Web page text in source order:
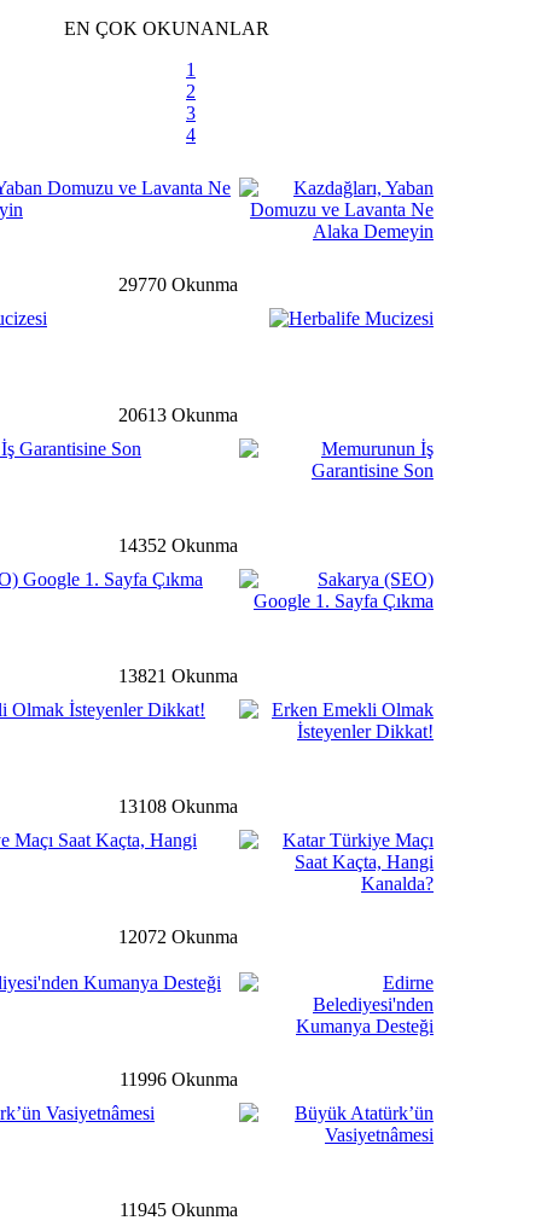
Yardımına Dönüşüyor
detay ›
El-Bab’a mektup
detay ›
detay ›
detay ›
detay ›
EN ÇOK OKUNANLAR
1
2
3
4
Domuzu ve Lavanta Ne
29770 Okunma
20613 Okunma
Garantisine Son
14352 Okunma
Google 1. Sayfa Çıkma
13821 Okunma
Olmak İsteyenler Dikkat!
13108 Okunma
Maçı Saat Kaçta, Hangi
12072 Okunma
Kumanya Desteği
11996 Okunma
Vasiyetnâmesi
11945 Okunma